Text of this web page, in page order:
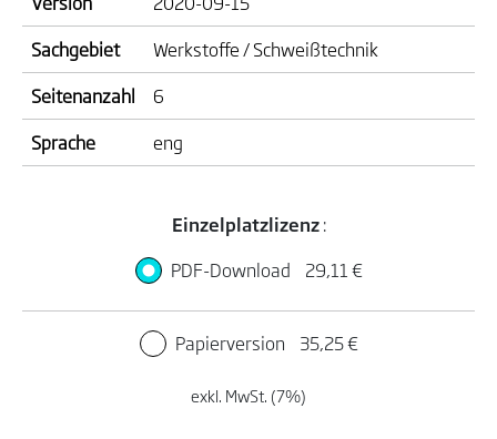
Sachgebiet
Werkstoffe / Schweißtechnik
Seitenanzahl
6
Sprache
eng
Einzelplatzlizenz:
PDF-Download
29,11 €
Papierversion 35,25 €
exkl. MwSt. (7%)